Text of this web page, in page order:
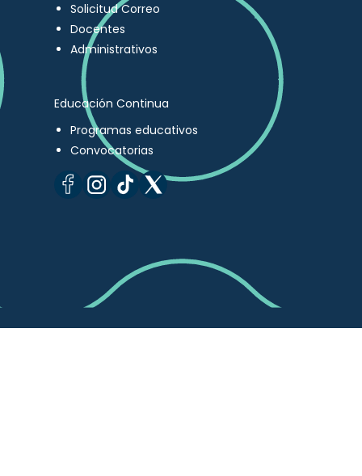
Solicitud Correo
Docentes
Administrativos
Educación Continua
Programas educativos
Convocatorias